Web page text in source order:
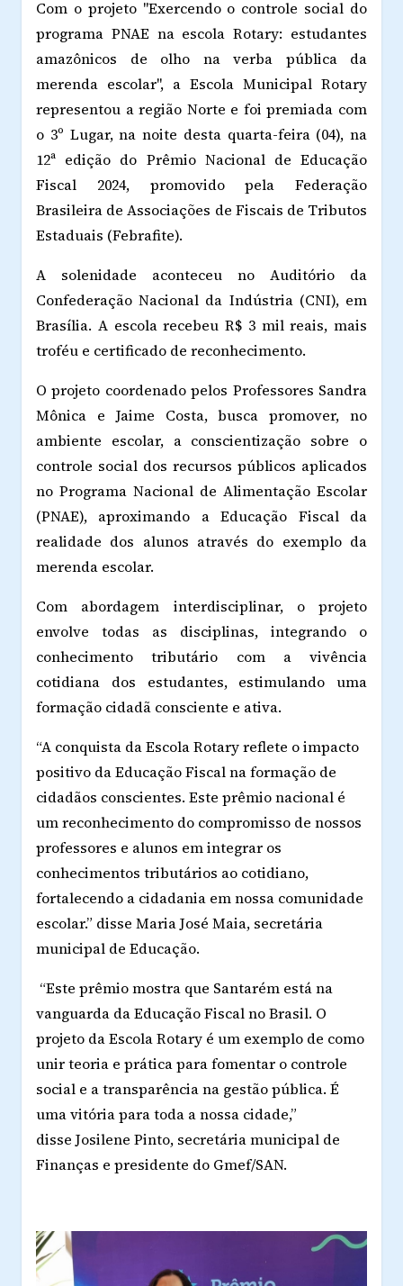
Com o projeto "Exercendo o controle social do
programa PNAE na escola Rotary: estudantes
amazônicos de olho na verba pública da
merenda escolar", a Escola Municipal Rotary
representou a região Norte e foi premiada com
o 3º Lugar, na noite desta quarta-feira (04), na
12ª edição do Prêmio Nacional de Educação
Fiscal 2024, promovido pela Federação
Brasileira de Associações de Fiscais de Tributos
Estaduais (Febrafite).
A solenidade aconteceu no Auditório da
Confederação Nacional da Indústria (CNI), em
Brasília. A escola recebeu R$ 3 mil reais, mais
troféu e certificado de reconhecimento.
O projeto coordenado pelos Professores Sandra
Mônica e Jaime Costa, busca promover, no
ambiente escolar, a conscientização sobre o
controle social dos recursos públicos aplicados
no Programa Nacional de Alimentação Escolar
(PNAE), aproximando a Educação Fiscal da
realidade dos alunos através do exemplo da
merenda escolar.
Com abordagem interdisciplinar, o projeto
envolve todas as disciplinas, integrando o
conhecimento tributário com a vivência
cotidiana dos estudantes, estimulando uma
formação cidadã consciente e ativa.
“A conquista da Escola Rotary reflete o impacto
positivo da Educação Fiscal na formação de
cidadãos conscientes. Este prêmio nacional é
um reconhecimento do compromisso de nossos
professores e alunos em integrar os
conhecimentos tributários ao cotidiano,
fortalecendo a cidadania em nossa comunidade
escolar.” disse Maria José Maia, secretária
municipal de Educação.
“Este prêmio mostra que Santarém está na
vanguarda da Educação Fiscal no Brasil. O
projeto da Escola Rotary é um exemplo de como
unir teoria e prática para fomentar o controle
social e a transparência na gestão pública. É
uma vitória para toda a nossa cidade,”
disse Josilene Pinto, secretária municipal de
Finanças e presidente do Gmef/SAN.